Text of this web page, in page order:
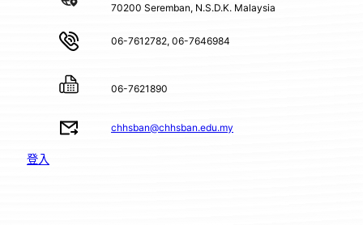
70200 Seremban, N.S.D.K. Malaysia
06-7612782, 06-7646984
06-7621890
chhsban@chhsban.edu.my
登入